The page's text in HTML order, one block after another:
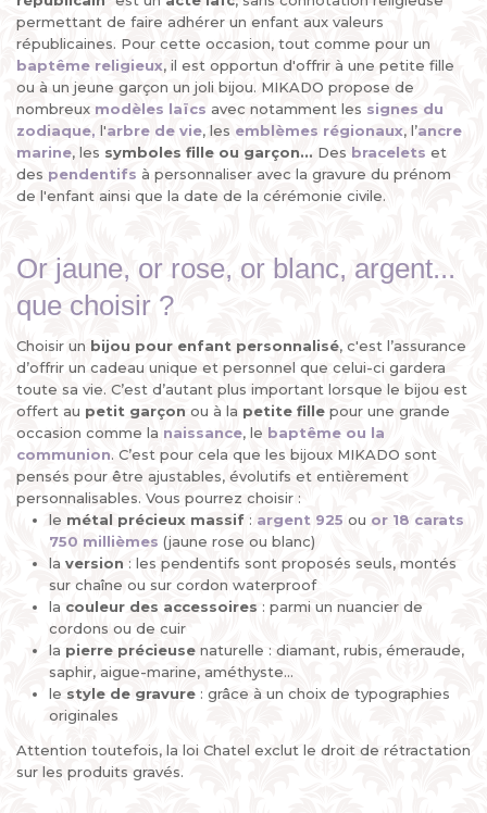
permettant de faire adhérer un enfant aux valeurs
républicaines. Pour cette occasion, tout comme pour un
baptême religieux, il est opportun d'offrir à une petite fille
ou à un jeune garçon un joli bijou. MIKADO propose de
nombreux modèles laïcs avec notamment les signes du
zodiaque, l'arbre de vie, les emblèmes régionaux, l’ancre
marine, les symboles fille ou garçon... Des bracelets et
des pendentifs à personnaliser avec la gravure du prénom
de l'enfant ainsi que la date de la cérémonie civile.
Or jaune, or rose, or blanc, argent...
que choisir ?
Choisir un bijou pour enfant personnalisé, c'est l’assurance
d’offrir un cadeau unique et personnel que celui-ci gardera
toute sa vie. C’est d’autant plus important lorsque le bijou est
offert au petit garçon ou à la petite fille pour une grande
occasion comme la naissance, le baptême ou la
communion. C’est pour cela que les bijoux MIKADO sont
pensés pour être ajustables, évolutifs et entièrement
personnalisables. Vous pourrez choisir :
le métal précieux massif : argent 925 ou or 18 carats
750 millièmes (jaune rose ou blanc)
la version : les pendentifs sont proposés seuls, montés
sur chaîne ou sur cordon waterproof
la couleur des accessoires : parmi un nuancier de
cordons ou de cuir
la pierre précieuse naturelle : diamant, rubis, émeraude,
saphir, aigue-marine, améthyste...
le style de gravure : grâce à un choix de typographies
originales
Attention toutefois, la loi Chatel exclut le droit de rétractation
sur les produits gravés.